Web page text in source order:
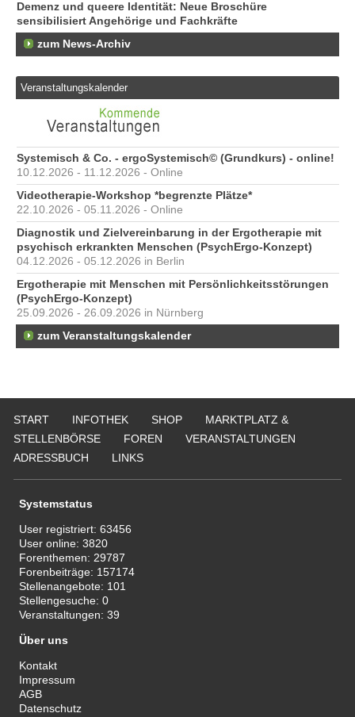
Demenz und queere Identität: Neue Broschüre
sensibilisiert Angehörige und Fachkräfte
zum News-Archiv
Veranstaltungskalender
Systemisch & Co. - ergoSystemisch© (Grundkurs) - online!
10.12.2026 - 11.12.2026 - Online
Videotherapie-Workshop *begrenzte Plätze*
22.10.2026 - 05.11.2026 - Online
Diagnostik und Zielvereinbarung in der Ergotherapie mit
psychisch erkrankten Menschen (PsychErgo-Konzept)
04.12.2026 - 05.12.2026 in Berlin
Ergotherapie mit Menschen mit Persönlichkeitsstörungen
(PsychErgo-Konzept)
25.09.2026 - 26.09.2026 in Nürnberg
zum Veranstaltungskalender
START INFOTHEK SHOP
MARKTPLATZ &
STELLENBÖRSE
FOREN
VERANSTALTUNGEN
ADRESSBUCH
LINKS
Systemstatus
User registriert:63456
User online:3820
Forenthemen: 29787
Forenbeiträge: 157174
Stellenangebote: 101
Stellengesuche:0
Veranstaltungen:39
Über uns
Kontakt
Impressum
AGB
Datenschutz